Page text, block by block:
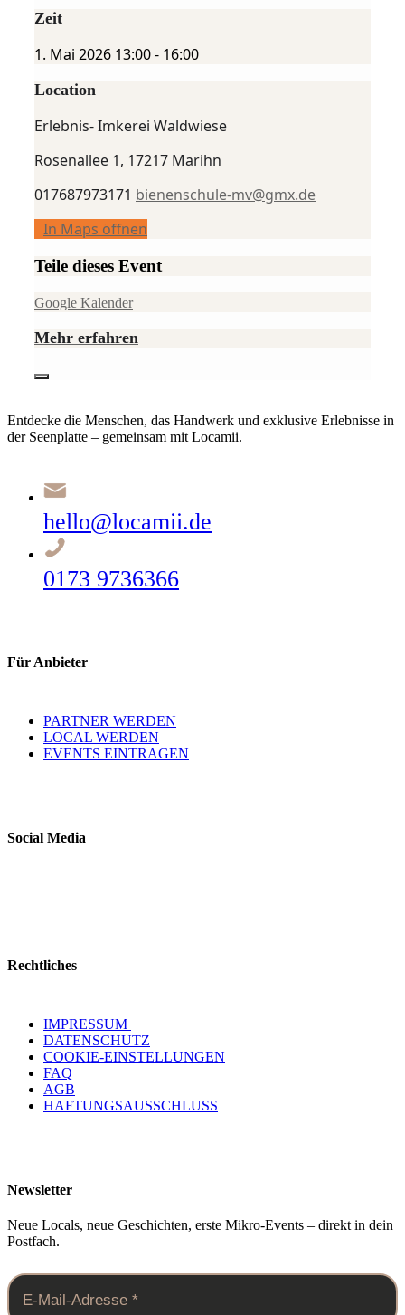
Zeit
1. Mai 2026 13:00- 16:00
Location
Erlebnis- Imkerei Waldwiese
Rosenallee 1, 17217 Marihn
017687973171 bienenschule-mv@gmx.de
In Maps öffnen
Teile dieses Event
Google Kalender
Mehr erfahren
Entdecke die Menschen, das Handwerk und exklusive Erlebnisse in
der Seenplatte – gemeinsam mit Locamii.
hello@locamii.de
0173 9736366
Für Anbieter
PARTNER WERDEN
LOCAL WERDEN
EVENTS EINTRAGEN
Social Media
Rechtliches
IMPRESSUM
DATENSCHUTZ
COOKIE-EINSTELLUNGEN
FAQ
AGB
HAFTUNGSAUSSCHLUSS
Newsletter
Neue Locals, neue Geschichten, erste Mikro-Events – direkt in dein
Postfach.